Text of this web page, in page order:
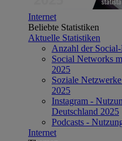
Internet
Beliebte Statistiken
Aktuelle Statistiken
Anzahl der
Social Networks
2025
Soziale
2025
Instagram -
Deutschland 2025
Podcasts -
Internet